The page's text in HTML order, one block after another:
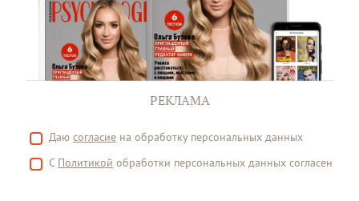
РЕКЛАМА
Даю согласие на обработку персональных данных
С Политикой обработки персональных данных согласен